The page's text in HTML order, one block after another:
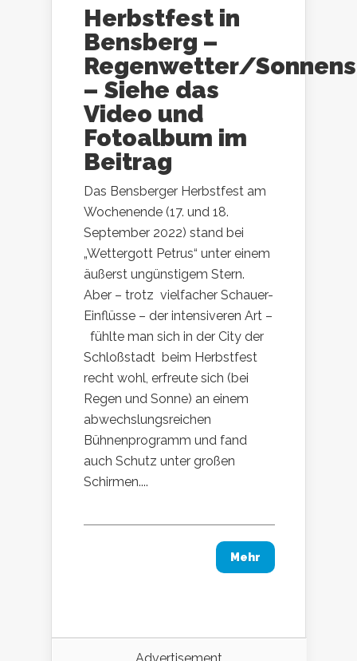
Herbstfest in
Bensberg –
Regenwetter/
– Siehe das
Video und
Fotoalbum im
Beitrag
Das Bensberger Herbstfest am
Wochenende (17. und 18.
September 2022) stand bei
„Wettergott Petrus“ unter einem
äußerst ungünstigem Stern.
Aber – trotz vielfacher Schauer-
Einflüsse – der intensiveren Art –
fühlte man sich in der City der
Schloßstadt beim Herbstfest
recht wohl, erfreute sich (bei
Regen und Sonne) an einem
abwechslungsreichen
Bühnenprogramm und fand
auch Schutz unter großen
Schirmen....
Mehr
Advertisement